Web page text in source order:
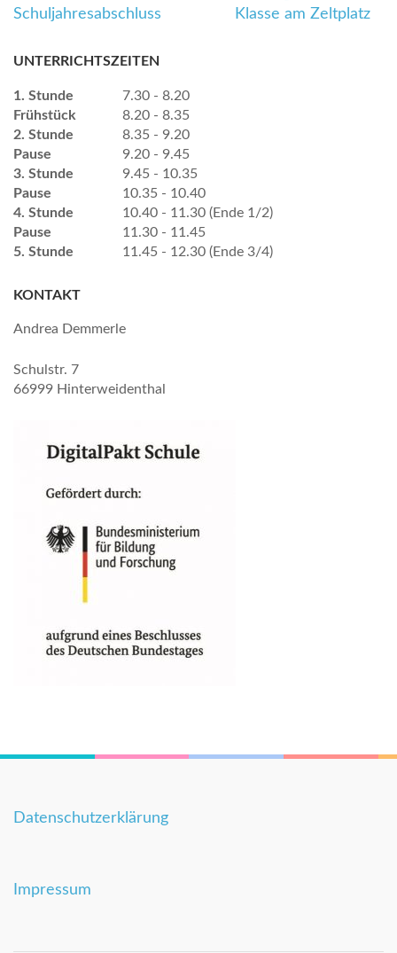
Schuljahresabschluss
Klasse am Zeltplatz
UNTERRICHTSZEITEN
1. Stunde
7.30 - 8.20
Frühstück
8.20 - 8.35
2. Stunde
8.35 - 9.20
Pause
9.20 - 9.45
3. Stunde
9.45 - 10.35
Pause
10.35 - 10.40
4. Stunde
10.40 - 11.30 (Ende 1/2)
Pause
11.30 - 11.45
5. Stunde
11.45 - 12.30 (Ende 3/4)
KONTAKT
Andrea Demmerle
Schulstr. 7
66999 Hinterweidenthal
Datenschutzerklärung
Impressum